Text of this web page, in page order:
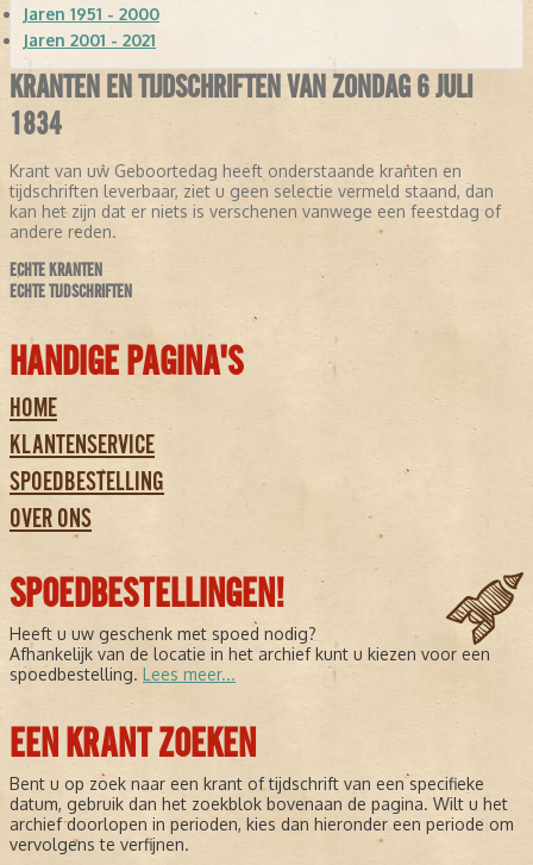
Jaren 1951 - 2000
Jaren 2001 - 2021
KRANTEN EN TIJDSCHRIFTEN VAN ZONDAG 6 JULI
1834
Krant van uw Geboortedag heeft onderstaande kranten en
tijdschriften leverbaar, ziet u geen selectie vermeld staand, dan
kan het zijn dat er niets is verschenen vanwege een feestdag of
andere reden.
ECHTE KRANTEN
ECHTE TIJDSCHRIFTEN
HANDIGE PAGINA'S
HOME
KLANTENSERVICE
SPOEDBESTELLING
OVER ONS
SPOEDBESTELLINGEN!
Heeft u uw geschenk met spoed nodig?
Afhankelijk van de locatie in het archief kunt u kiezen voor een
spoedbestelling. Lees meer...
EEN KRANT ZOEKEN
Bent u op zoek naar een krant of tijdschrift van een specifieke
datum, gebruik dan het zoekblok bovenaan de pagina. Wilt u het
archief doorlopen in perioden, kies dan hieronder een periode om
vervolgens te verfijnen.